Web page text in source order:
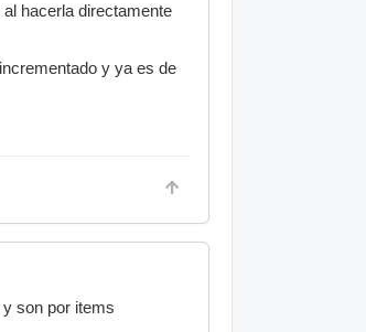
hacerla directamente
y ya es de
son por items